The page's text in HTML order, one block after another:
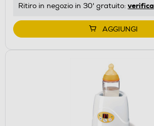
Ritiro in negozio in 30' gratuito: verifica
AGGIUNGI